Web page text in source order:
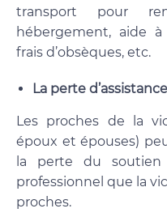
transport pour
hébergement, aide à
frais d’obsèques, etc.
La perte
Les proches de la
époux et épouses)
la perte du soutien
professionnel que la
proches.